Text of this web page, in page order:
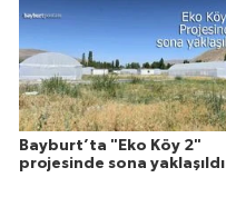
Bayburt’ta "Eko Köy 2"
projesinde sona yaklaşıldı